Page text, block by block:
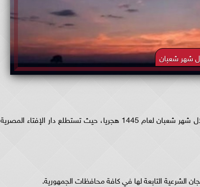
شهر شعبان
مع نهاية شهر رجب يتساءل العديد عن موعد استطلاع هلال شهر شعبان لعام 1445 هجريا، حيث تستطلع دار الإفتاء المصرية
الشرعية التابعة لها في كافة محافظات الجمهورية.